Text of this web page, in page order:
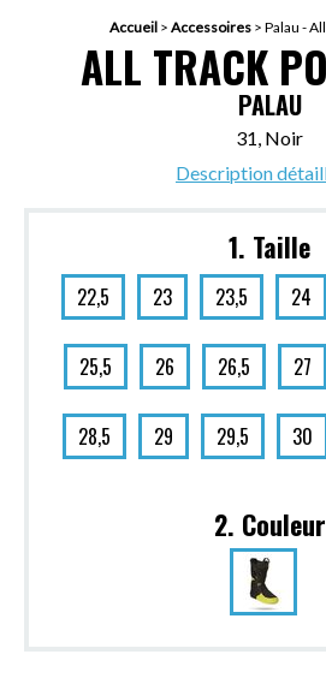
Accueil> Accessoires> Palau -
ALL TRACK
PALAU
31, Noir
Description
1. Taille
22,5 23 23,5 24
25,5 26 26,5 27
28,5 29 29,5 30
2. Couleur